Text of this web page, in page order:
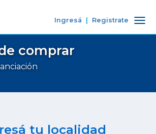
Ingresá Registrate
comprar
tu localidad